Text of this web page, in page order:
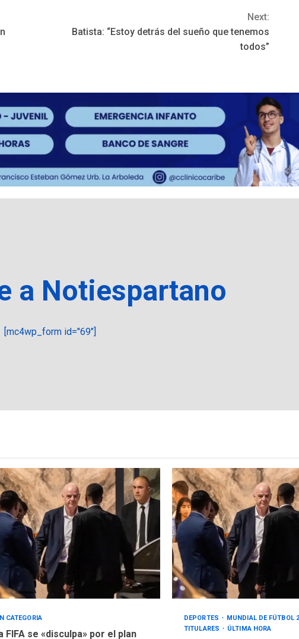
Next:
Batista: “Estoy detrás del sueño que tenemos
todos”
a Notiespartano
[mc4wp_form id="69"]
CATEGORIA
FIFA se «disculpa» por el plan
DEPORTES
MUNDIAL DE FÚTBOL
TITULARES
ÚLTIMA HORA